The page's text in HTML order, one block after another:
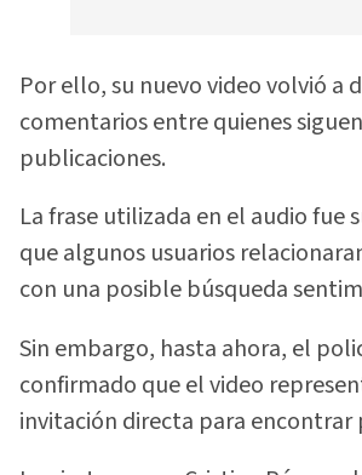
Por ello, su nuevo video volvió a
comentarios entre quienes
publicaciones.
La frase utilizada en el audio fue
que algunos usuarios
con una posible búsqueda
Sin embargo, hasta ahora, el
confirmado que el video
invitación directa para encontrar